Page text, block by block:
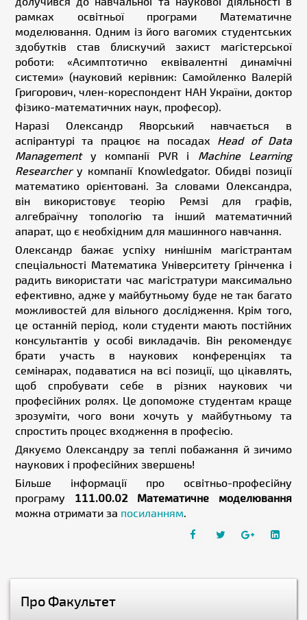
Про Факультет
рамках освітньої програми Математичне
моделювання. Одним із його вагомих студентських
здобутків став блискучий захист магістерської
роботи: «Асимптотично еквівалентні динамічні
системи» (науковий керівник: Самойленко Валерій
Григорович, член-кореспондент НАН України, доктор
фізико-математичних наук, професор).
Наразі Олександр Яворський навчається в
аспірантурі та працює на посадах Head of Data
Managementу компанії PVR і Machine Learning
Researcherу компанії Knowledgator. Обидві позиції
математико орієнтовані. За словами Олександра,
він використовує теорію Ремзі для графів,
алгебраїчну топологію та інший математичний
апарат, що є необхідним для машинного навчання.
Олександр бажає успіху нинішнім магістрантам
спеціальності Математика Університету Грінченка і
радить використати час магістратури максимально
ефективно, адже у майбутньому буде не так багато
можливостей для вільного дослідження. Крім того,
це останній період, коли студенти мають постійних
консультантів у особі викладачів. Він рекомендує
брати участь в наукових конференціях та
семінарах, подаватися на всі позиції, що цікавлять,
щоб спробувати себе в різних наукових чи
професійних ролях. Це допоможе студентам краще
зрозуміти, чого вони хочуть у майбутньому та
спростить процес входження в професію.
Дякуємо Олександру за теплі побажання й зичимо
наукових і професійних звершень!
Більше інформації про освітньо-професійну
програму 111.00.02 Математичне моделювання
можна отримати за посиланням.